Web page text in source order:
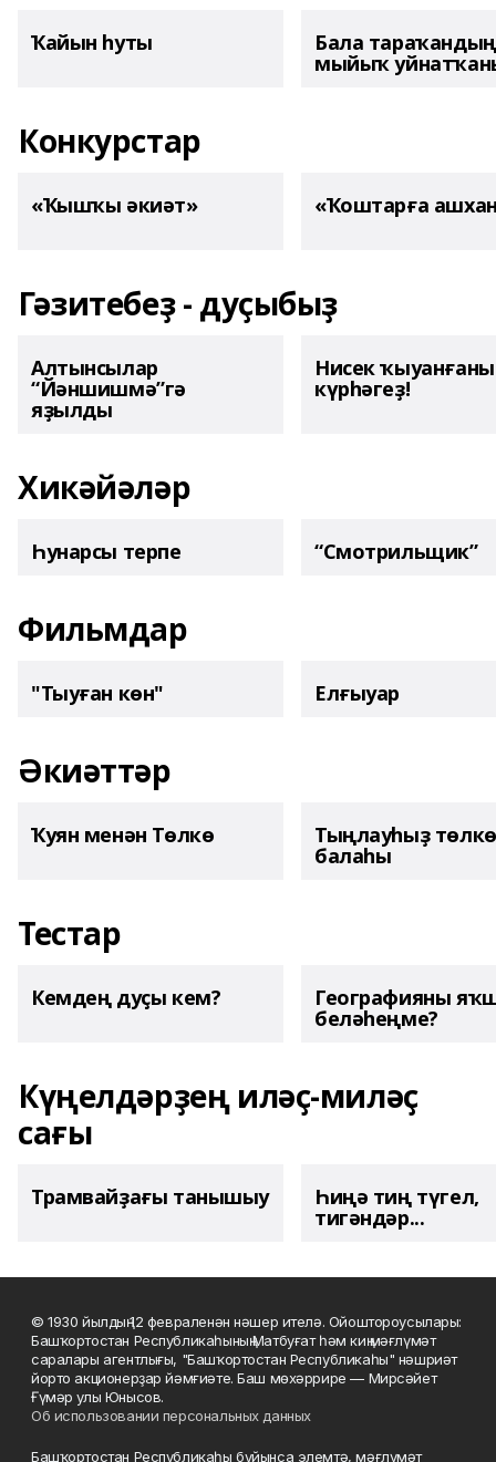
Ҡайын һуты Бала тараҡандың
мыйыҡ
Конкурстар
«Ҡышҡы әкиәт» «Ҡоштарға
Гәзитебеҙ - дуҫыбыҙ
Алтынсылар
“Йәншишмә”гә
яҙылды
Нисек
күрһәгеҙ!
Хикәйәләр
Һунарсы терпе “Смотрильщик”
Фильмдар
"Тыуған көн" Елғыуар
Әкиәттәр
Ҡуян менән Төлкө Тыңлауһыҙ төлкө
балаһы
Тестар
Кемдең дуҫы кем? Географияны
беләһеңме?
Күңелдәрҙең иләҫ-миләҫ
сағы
Трамвайҙағы танышыу Һиңә тиң түгел,
тигәндәр...
© 1930 йылдың 12 февраленән нәшер ителә. Ойоштороусылары:
Башҡортостан Республикаһының Матбуғат һәм киң мәғлүмәт
саралары агентлығы, "Башҡортостан Республикаһы" нәшриәт
йорто акционерҙар йәмғиәте. Баш мөхәррире — Мирсәйет
Ғүмәр улы Юнысов.
Об использовании персональных данных
Башҡортостан Республикаһы буйынса элемтә, мәғлүмәт